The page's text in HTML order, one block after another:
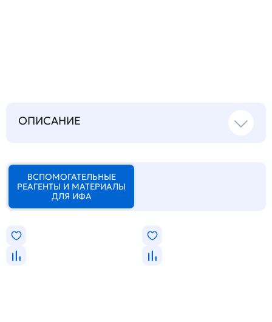
ОПИСАНИЕ
ВСПОМОГАТЕЛЬНЫЕ
РЕАГЕНТЫ И МАТЕРИАЛЫ
ДЛЯ ИФА